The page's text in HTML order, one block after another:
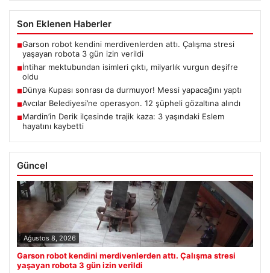
Son Eklenen Haberler
■Garson robot kendini merdivenlerden attı. Çalışma stresi
yaşayan robota 3 gün izin verildi
■İntihar mektubundan isimleri çıktı, milyarlık vurgun deşifre
oldu
■Dünya Kupası sonrası da durmuyor! Messi yapacağını yaptı
■Avcılar Belediyesi’ne operasyon. 12 şüpheli gözaltına alındı
■Mardin’in Derik ilçesinde trajik kaza: 3 yaşındaki Eslem
hayatını kaybetti
Güncel
Ağustos 8, 2026
Garson robot kendini merdivenlerden attı. Çalışma stresi
yaşayan robota 3 gün izin verildi